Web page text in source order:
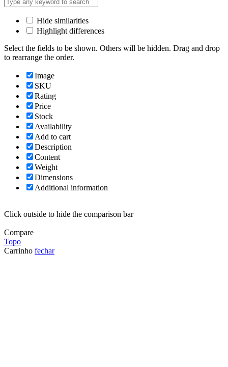
Hide similarities
Highlight differences
Select the fields to be shown. Others will be hidden. Drag and drop
to rearrange the order.
Image
SKU
Rating
Price
Stock
Availability
Add to cart
Description
Content
Weight
Dimensions
Additional information
Click outside to hide the comparison bar
Compare
Topo
Carrinho fechar